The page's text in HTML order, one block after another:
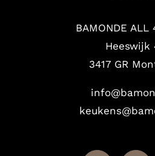
BAMONDE ALL
Heeswijk
3417 GR